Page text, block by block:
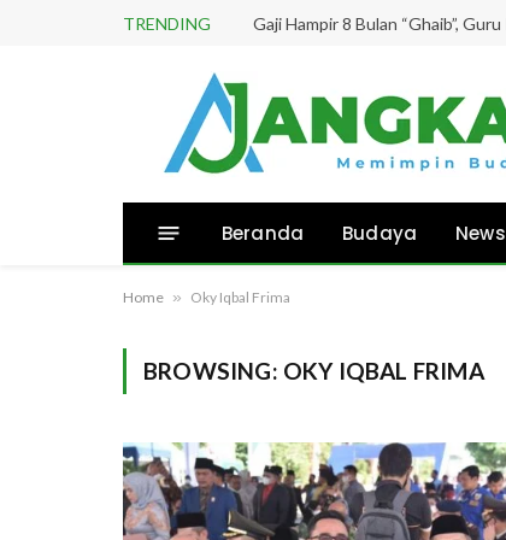
TRENDING
Beranda Budaya News
Home » Oky Iqbal Frima
BROWSING: OKY IQBAL FRIMA